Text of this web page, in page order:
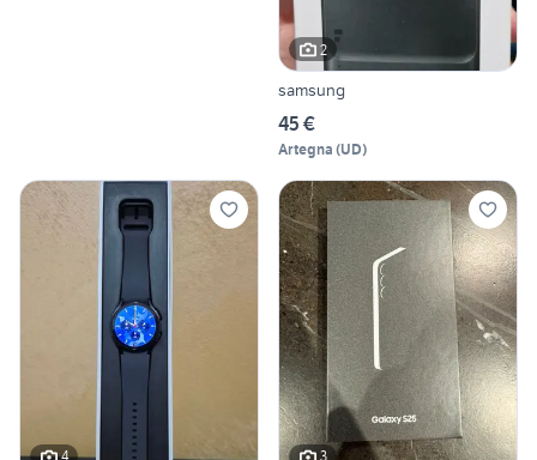
2
samsung
45 €
Artegna (UD)
4 3